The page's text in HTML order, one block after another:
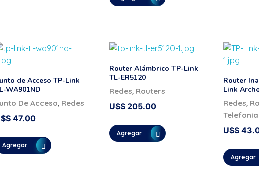
de Acceso TP-Link
WA901ND
47.00
De Acceso, Redes
Agregar
Router Alámbrico TP-Link
TL-ER5120
U$S 205.00
Redes, Routers
Agregar
Router
Link
U$S
Redes,
Telefonia
Agregar